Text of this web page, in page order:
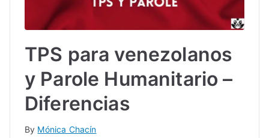
TPS para venezolanos
y Parole Humanitario –
Diferencias
By Mónica Chacín